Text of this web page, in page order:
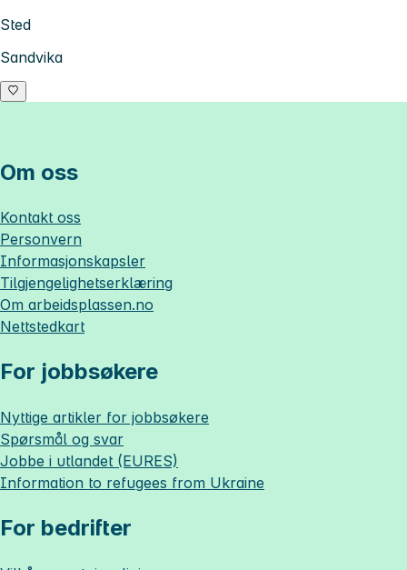
Sted
Sandvika
Om oss
Kontakt oss
Personvern
Informasjonskapsler
Tilgjengelighetserklæring
Om arbeidsplassen.no
Nettstedkart
For jobbsøkere
Nyttige artikler for jobbsøkere
Spørsmål og svar
Jobbe i utlandet (EURES)
Information to refugees from Ukraine
For bedrifter